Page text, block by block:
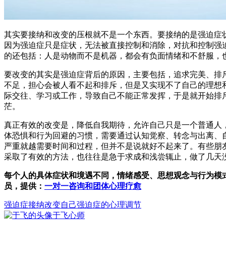
其实要接纳和改变的压根就不是一个东西。要接纳的是强迫
因为强迫症只是症状，无法被直接控制和消除，对抗和控制
的还包括：人是动物而不是机器，都会有负面情绪和不舒服
要改变的其实是强迫症背后的原因，主要包括，追求完美、
不足，担心会被人看不起和排斥，但是又实现不了自己的理
际交往、学习或工作，导致自己不能正常发挥，于是就开始
茫。
真正有效的改变是，降低自我期待，允许自己只是一个普通
体恐惧和行为回避的习惯，需要通过认知觉察、转念与出离
严重就越需要时间和过程，但并不是说就好不起来了。有些
采取了有效的方法，也往往是急于求成和浅尝辄止，做了几
每个人的具体症状和境遇不同，情绪感受、思想观念与行为
员，提供： 一对一咨询和团体心理疗愈
强迫症接纳改变自己强迫症的心理调节
于飞心师